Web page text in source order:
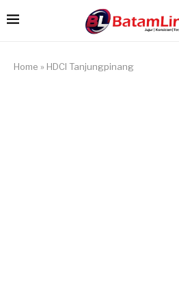
Home » HDCI Tanjungpinang